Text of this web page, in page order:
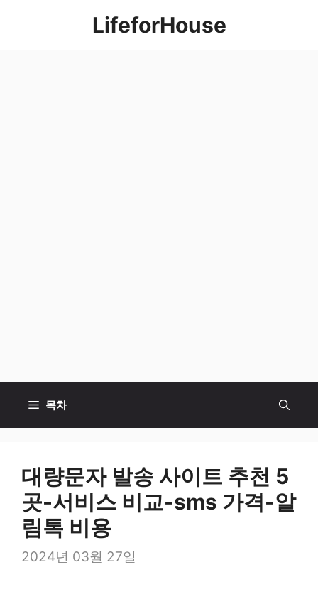
LifeforHouse
목차
대량문자 발송 사이트 추천 5
곳-서비스 비교-sms 가격-알
림톡 비용
2024년 03월 27일